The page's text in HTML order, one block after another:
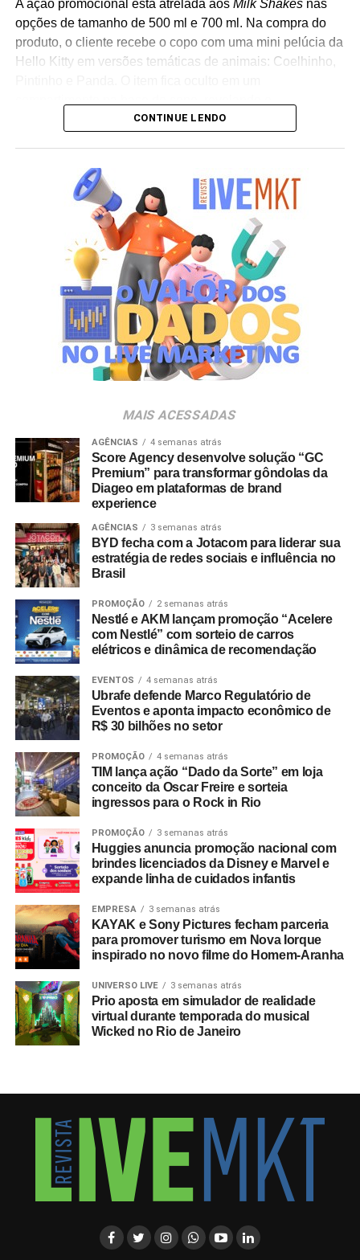
A ação promocional está atrelada aos Milk Shakesnas
opções de tamanho de 500 ml e 700 ml. Na compra do
produto, o cliente recebe o copo com uma mini pelúcia da
Hello Kitty em versões temáticas de animais: Coelhinho,
personagem surpresa apenas no momento da abertura
criação de experiências afetivas para diferentes
gerações. Com o Copo Surpresa, queremos trazer um
novo momento de interação com a marca, adicionando
um elemento de surpresa que torna cada visita ao Bob’s
ainda mais divertida”, aponta Renata Brigatti Lange,
diretora de marketing do Bob’s.
A campanha possui abrangência nacional e estará
disponível por tempo limitado em todos os restaurantes
da rede até 31 de agosto de 2026, ou enquanto durarem
os estoques nas unidades.
CONTINUE LENDO
MAIS ACESSADAS
AGÊNCIAS 4 semanas atrás
Score Agency desenvolve solução “GC
Premium” para transformar gôndolas da
Diageo em plataformas de brand
experience
AGÊNCIAS 3 semanas atrás
BYD fecha com a Jotacom para liderar sua
estratégia de redes sociais e influência no
Brasil
PROMOÇÃO 2 semanas atrás
Nestlé e AKM lançam promoção “Acelere
com Nestlé” com sorteio de carros
elétricos e dinâmica de recomendação
EVENTOS 4 semanas atrás
Ubrafe defende Marco Regulatório de
Eventos e aponta impacto econômico de
R$ 30 bilhões no setor
PROMOÇÃO 4 semanas atrás
TIM lança ação “Dado da Sorte” em loja
conceito da Oscar Freire e sorteia
ingressos para o Rock in Rio
PROMOÇÃO 3 semanas atrás
Huggies anuncia promoção nacional com
brindes licenciados da Disney e Marvel e
expande linha de cuidados infantis
EMPRESA 3 semanas atrás
KAYAK e Sony Pictures fecham parceria
para promover turismo em Nova Iorque
inspirado no novo filme do Homem-Aranha
UNIVERSO LIVE 3 semanas atrás
Prio aposta em simulador de realidade
virtual durante temporada do musical
Wicked no Rio de Janeiro